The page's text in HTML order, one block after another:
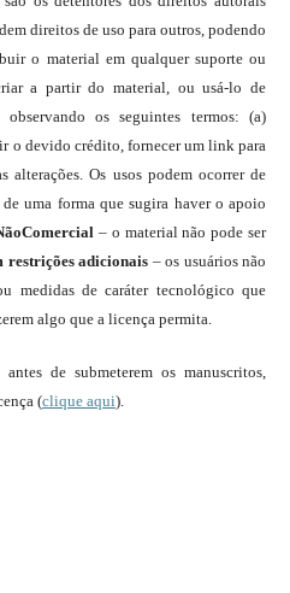
direitos de uso para outros, podendo
o material em qualquer suporte ou
a partir do material, ou usá-lo de
os seguintes termos: (a)
o devido crédito, fornecer um link para
alterações. Os usos podem ocorrer de
uma forma que sugira haver o apoio
– o material não pode ser
restrições adicionais – os usuários não
medidas de caráter tecnológico que
algo que a licença permita.
de submeterem os manuscritos,
(clique aqui).